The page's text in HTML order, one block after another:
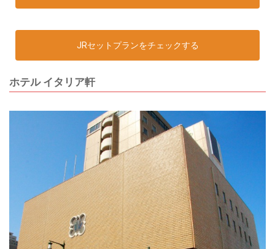
JRセットプランをチェックする
ホテル イタリア軒